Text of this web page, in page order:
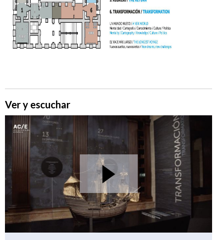
Ver y escuchar